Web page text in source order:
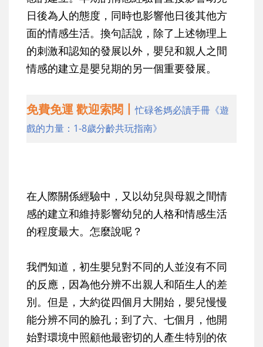
日後為人的態度，同時也影響他日後其他方
面的情感生活。換句話說，除了上述物理上
的刺激和認知的發展以外，嬰兒和親人之間
情感的建立是嬰兒期的另一個重要發展。
免費免運 歡迎索閱丨忙碌爸媽必讀手冊《遊
戲的力量：1-8歲分齡共玩指南》
在人際關係經驗中，又以幼兒與母親之間情
感的建立和維持影響幼兒的人格和情感生活
的程度最大。怎麼說呢？
我們知道，初生嬰兒對不同的人並沒有不同
的反應，因為他分辨不出親人和陌生人的差
別。但是，大約從四個月大開始，嬰兒慢慢
能分辨不同的臉孔；到了六、七個月，他開
始對環境中照顧他最密切的人產生特別的依